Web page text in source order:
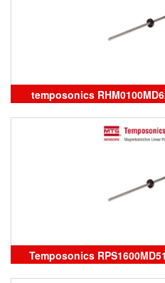
temposonics
vietnam, Position Sensor
Temposonics
Temposonics,